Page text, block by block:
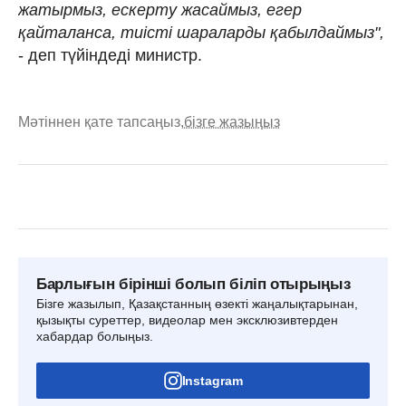
жатырмыз, ескерту жасаймыз, егер
қайталанса, тиісті шараларды қабылдаймыз",
- деп түйіндеді министр.
Мәтіннен қате тапсаңыз,бізге жазыңыз
Барлығын бірінші болып біліп отырыңыз
Бізге жазылып, Қазақстанның өзекті жаңалықтарынан,
қызықты суреттер, видеолар мен эксклюзивтерден
хабардар болыңыз.
Instagram